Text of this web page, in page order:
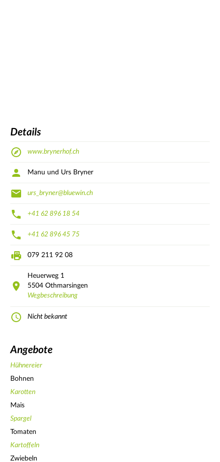
Details
www.brynerhof.ch
Manu und Urs Bryner
urs_bryner@bluewin.ch
+41 62 896 18 54
+41 62 896 45 75
079 211 92 08
Heuerweg 1
5504 Othmarsingen
Wegbeschreibung
Nicht bekannt
Angebote
Hühnereier
Bohnen
Karotten
Mais
Spargel
Tomaten
Kartoffeln
Zwiebeln